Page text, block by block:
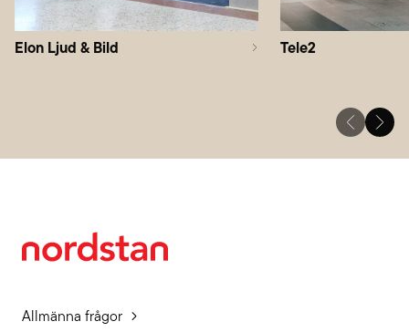
Elon Ljud & Bild Tele2
Allmänna frågor